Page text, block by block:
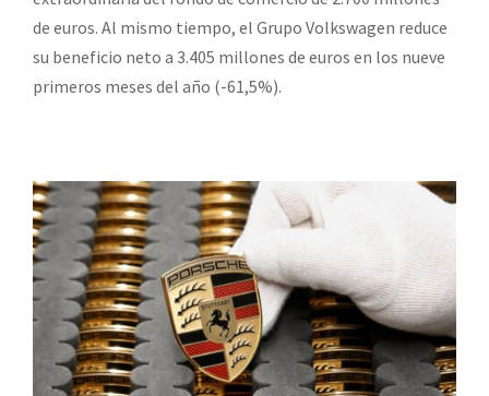
de euros. Al mismo tiempo, el Grupo Volkswagen reduce
su beneficio neto a 3.405 millones de euros en los nueve
primeros meses del año (-61,5%).